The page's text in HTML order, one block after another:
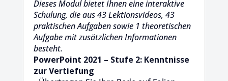
Dieses Modul bietet Ihnen eine interaktive
Schulung, die aus 43 Lektionsvideos, 43
praktischen Aufgaben sowie 1 theoretischen
Aufgabe mit zusätzlichen Informationen
besteht.
PowerPoint 2021 – Stufe 2: Kenntnisse
zur Vertiefung